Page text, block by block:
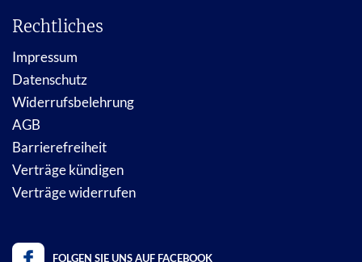
Rechtliches
Impressum
Datenschutz
Widerrufsbelehrung
AGB
Barrierefreiheit
Verträge kündigen
Verträge widerrufen
FOLGEN SIE UNS AUF FACEBOOK